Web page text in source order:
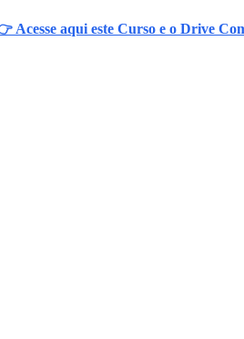
Acesse aqui este Curso e o Drive